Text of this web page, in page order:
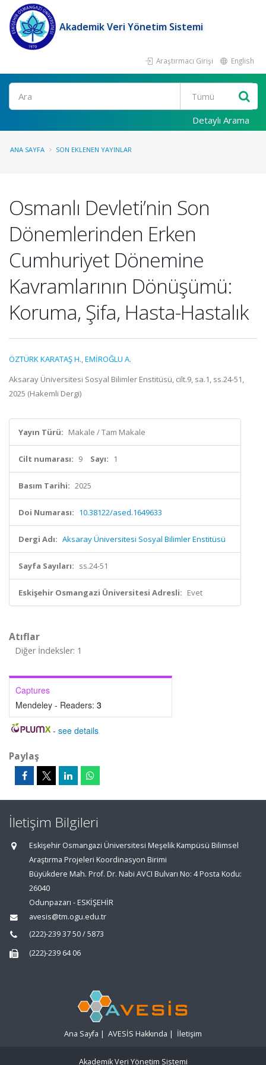
Akademik Veri Yönetim Sistemi
Araştırmacı Girişi English
Ara
Detaylı Arama
ANA SAYFA SON EKLENEN YAYINLAR
Osmanlı Devleti’nin Son
Dönemlerinden Erken
Cumhuriyet Dönemine
Kavramlarının Dönüşümü:
Koruma, Şifa, Hasta-Hastalık
ÖZTÜRK KARATAŞ H.,EMİROĞLU A.
Aksaray Üniversitesi Sosyal Bilimler Enstitüsü, cilt.9, sa.1, ss.24-51,
2025 (Hakemli Dergi)
Yayın Türü: Makale / Tam Makale
Cilt numarası: 9 Sayı: 1
Basım Tarihi: 2025
Doi Numarası: 10.38122/ased.1649633
Dergi Adı: Aksaray Üniversitesi Sosyal Bilimler Enstitüsü
Sayfa Sayıları: ss.24-51
Eskişehir Osmangazi Üniversitesi Adresli: Evet
Atıflar
Diğer İndeksler: 1
Captures
Mendeley - Readers: 3
- see details
Paylaş
İletişim Bilgileri
Eskişehir Osmangazi Üniversitesi Meşelik Kampüsü Bilimsel
Araştırma Projeleri Koordinasyon Birimi
Büyükdere Mah. Prof. Dr. Nabi AVCI Bulvarı No: 4 Posta Kodu:
26040
Odunpazarı - ESKİŞEHİR
avesis@tm.ogu.edu.tr
(222)-239 37 50 / 5873
(222)-239 64 06
Ana Sayfa | AVESİS Hakkında | İletişim
Akademik Veri Yönetim Sistemi